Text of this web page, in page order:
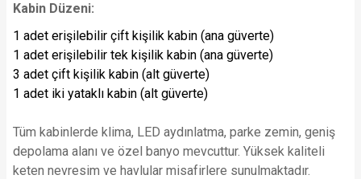
Kabin Düzeni:
1 adet erişilebilir çift kişilik kabin (ana güverte)
1 adet erişilebilir tek kişilik kabin (ana güverte)
3 adet çift kişilik kabin (alt güverte)
1 adet iki yataklı kabin (alt güverte)
Tüm kabinlerde klima, LED aydınlatma, parke zemin, geniş
depolama alanı ve özel banyo mevcuttur. Yüksek kaliteli
keten nevresim ve havlular misafirlere sunulmaktadır.